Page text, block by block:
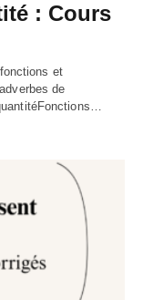
: Cours
et
de